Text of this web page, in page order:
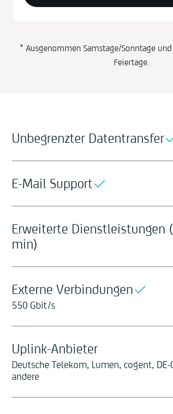
* Ausgenommen Samstage/Sonntage
Feiertage.
Unbegrenzter Datentransfer
E-Mail Support
Erweiterte Dienstleistungen (
min)
Externe Verbindungen
550 Gbit/s
Uplink-Anbieter
Deutsche Telekom, Lumen, cogent, DE-
andere